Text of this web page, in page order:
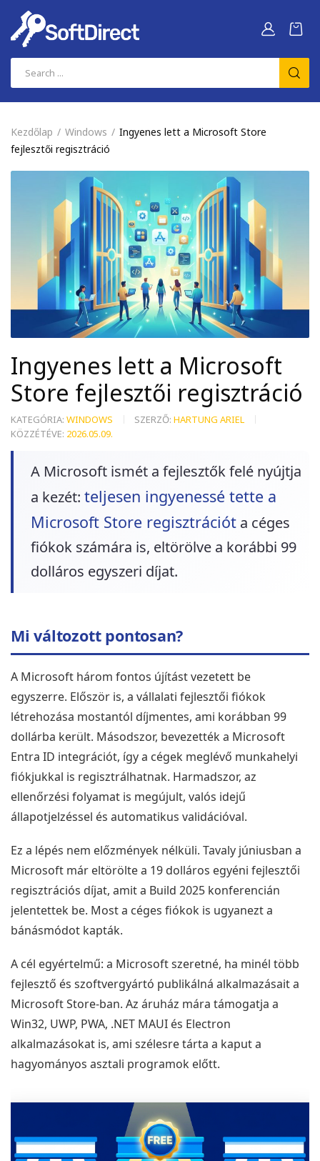
Kezdőlap Windows
Ingyenes lett a Microsoft Store
fejlesztői regisztráció
Ingyenes lett a Microsoft
Store fejlesztői regisztráció
KATEGÓRIA: WINDOWS SZERZŐ: HARTUNG ARIEL
KÖZZÉTÉVE: 2026.05.09.
A Microsoft ismét a fejlesztők felé nyújtja
a kezét: teljesen ingyenessé tette a
Microsoft Store regisztrációt a céges
fiókok számára is, eltörölve a korábbi 99
dolláros egyszeri díjat.
Mi változott pontosan?
A Microsoft három fontos újítást vezetett be
egyszerre. Először is, a vállalati fejlesztői fiókok
létrehozása mostantól díjmentes, ami korábban 99
dollárba került. Másodszor, bevezették a Microsoft
Entra ID integrációt, így a cégek meglévő munkahelyi
fiókjukkal is regisztrálhatnak. Harmadszor, az
ellenőrzési folyamat is megújult, valós idejű
állapotjelzéssel és automatikus validációval.
Ez a lépés nem előzmények nélküli. Tavaly júniusban a
Microsoft már eltörölte a 19 dolláros egyéni fejlesztői
regisztrációs díjat, amit a Build 2025 konferencián
jelentettek be. Most a céges fiókok is ugyanezt a
bánásmódot kapták.
A cél egyértelmű: a Microsoft szeretné, ha minél több
fejlesztő és szoftvergyártó publikálná alkalmazásait a
Microsoft Store-ban. Az áruház mára támogatja a
Win32, UWP, PWA, .NET MAUI és Electron
alkalmazásokat is, ami szélesre tárta a kaput a
hagyományos asztali programok előtt.
ment minden, a
sikeres volt.
Mihály Zombory
2026-05-22
Mint mindig gyors
A rendelt előfizetést
már használatba sikerült
Zsolt Szálkai
2026-05-01